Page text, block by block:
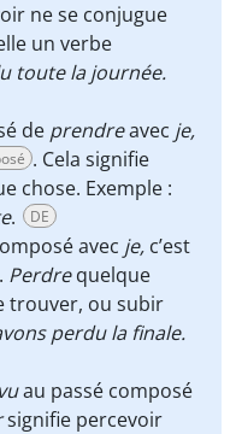
ne se conjugue
un verbe
toute la journée.
de prendreavec je,
. Cela signifie
chose. Exemple :
. DE
avec je, c’est
. Perdrequelque
trouver, ou subir
perdu la finale.
au passé composé
signifie percevoir